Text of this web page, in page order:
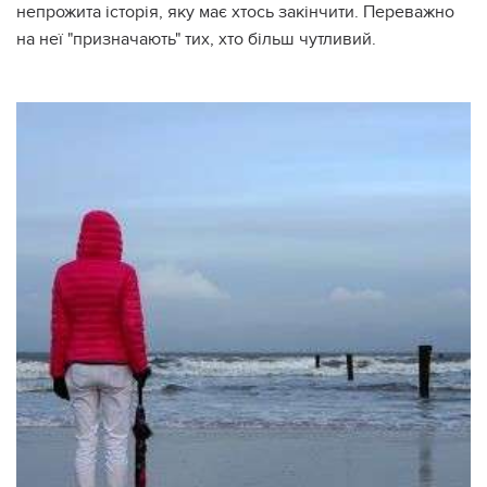
непрожита історія, яку має хтось закінчити. Переважно
на неї "призначають" тих, хто більш чутливий.